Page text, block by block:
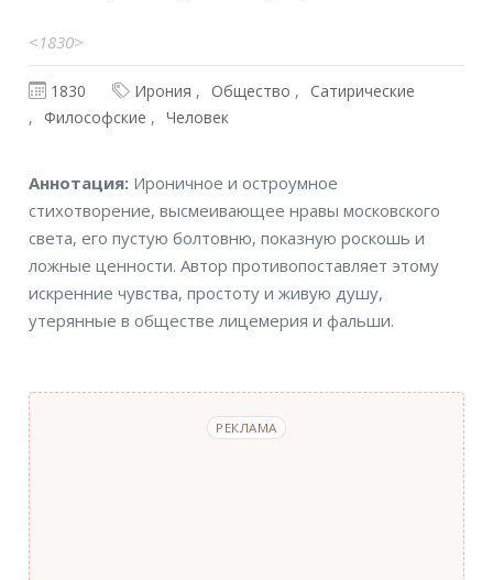
<1830>
1830 Ирония Общество
Сатирические
Философские
Человек
Аннотация
Аннотация: Ироничное и остроумное
стихотворение, высмеивающее нравы московского
света, его пустую болтовню, показную роскошь и
ложные ценности. Автор противопоставляет этому
искренние чувства, простоту и живую душу,
утерянные в обществе лицемерия и фальши.
РЕКЛАМА